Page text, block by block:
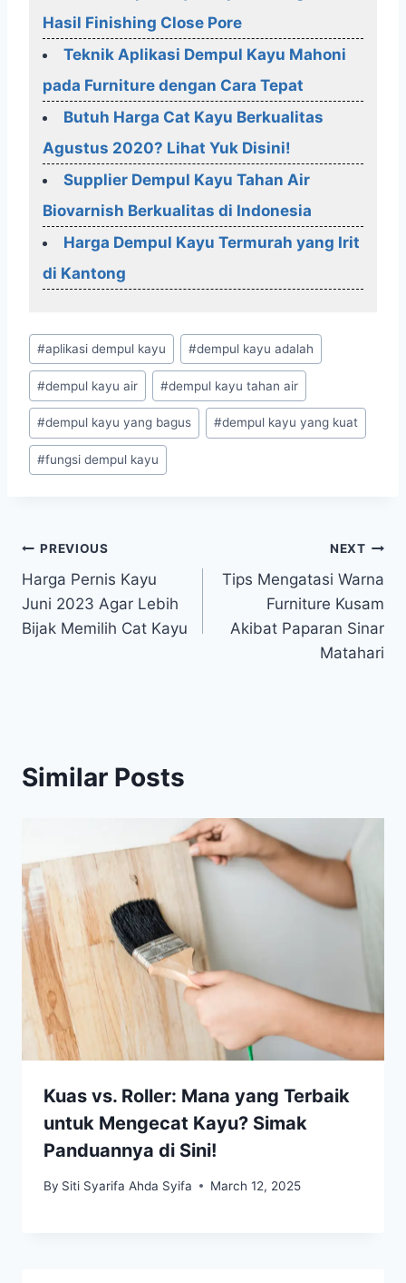
Hasil Finishing Close Pore
Teknik Aplikasi Dempul Kayu Mahoni
pada Furniture dengan Cara Tepat
Butuh Harga Cat Kayu Berkualitas
Agustus 2020? Lihat Yuk Disini!
Supplier Dempul Kayu Tahan Air
Biovarnish Berkualitas di Indonesia
Harga Dempul Kayu Termurah yang Irit
di Kantong
Post
Tags:
#aplikasi dempul kayu #dempul kayu adalah
#dempul kayu air #dempul kayu tahan air
#dempul kayu yang bagus #dempul kayu yang kuat
#fungsi dempul kayu
Post
navigation
PREVIOUS
Harga Pernis Kayu
Juni 2023 Agar Lebih
Bijak Memilih Cat Kayu
NEXT
Tips Mengatasi Warna
Furniture Kusam
Akibat Paparan Sinar
Matahari
Similar Posts
Kuas vs. Roller: Mana yang Terbaik
untuk Mengecat Kayu? Simak
Panduannya di Sini!
By Siti Syarifa Ahda Syifa March 12, 2025